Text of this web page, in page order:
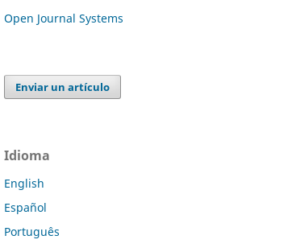
Open Journal Systems
Enviar un artículo
Idioma
English
Español
Português